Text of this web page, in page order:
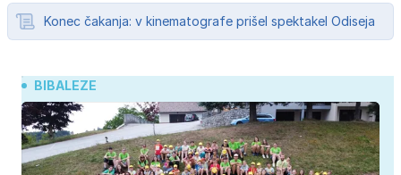
Konec čakanja: v kinematografe prišel spektakel Odiseja
BIBALEZE